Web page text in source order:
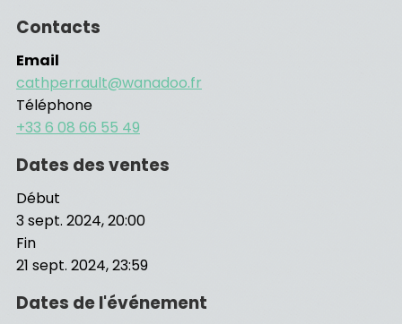
Contacts
Email
cathperrault@wanadoo.fr
Téléphone
+33 6 08 66 55 49
Dates des ventes
Début
3 sept. 2024, 20:00
Fin
21 sept. 2024, 23:59
Dates de l'événement